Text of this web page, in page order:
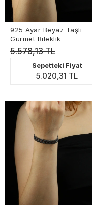
925 Ayar Beyaz Taşlı
Gurmet Bileklik
5.578,13 TL
Sepetteki Fiyat
5.020,31 TL